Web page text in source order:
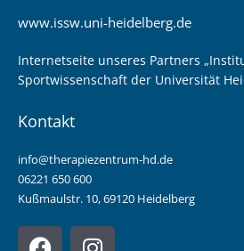
www.issw.uni-heidelberg.de
Internetseite unseres Partners
Sportwissenschaft der Universität
Kontakt
info@therapiezentrum-hd.de
06221 650 600
Kußmaulstr. 10, 69120 Heidelberg
F I